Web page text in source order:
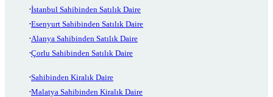
İstanbul Sahibinden Satılık Daire
Esenyurt Sahibinden Satılık Daire
Alanya Sahibinden Satılık Daire
Çorlu Sahibinden Satılık Daire
Sahibinden Kiralık Daire
Malatya Sahibinden Kiralık Daire